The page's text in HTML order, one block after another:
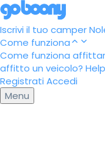
Iscrivi il tuo camper
Come funziona
Come funziona
affitto un veicolo?
Registrati Accedi
Menu